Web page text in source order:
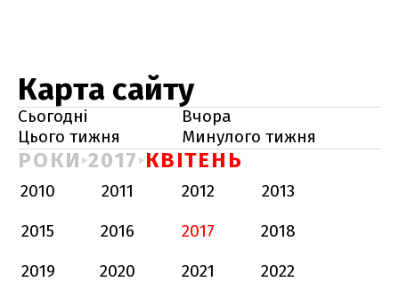
Карта сайту
Сьогодні
Вчора
Цього тижня
Минулого тижня
РОКИ 2017 КВІТЕНЬ
2010 2011 2012
2013
2015
2016 2017
2018
2019
2020 2021
2022